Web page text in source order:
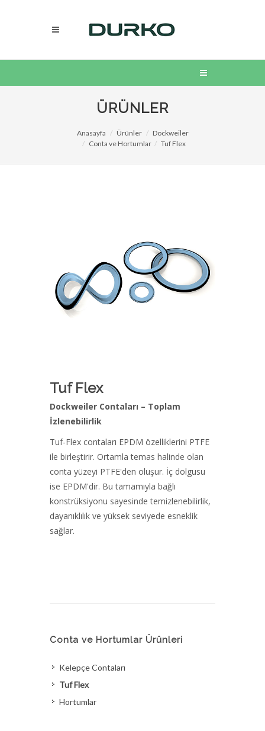
ÜRÜNLER
Anasayfa Ürünler
Dockweiler
Conta ve Hortumlar
Tuf Flex
Tuf Flex
Dockweiler Contaları – Toplam
İzlenebilirlik
Tuf-Flex contaları EPDM özelliklerini PTFE
ile birleştirir. Ortamla temas halinde olan
conta yüzeyi PTFE'den oluşur. İç dolgusu
ise EPDM'dir. Bu tamamıyla bağlı
konstrüksiyonu sayesinde temizlenebilirlik,
dayanıklılık ve yüksek seviyede esneklik
sağlar.
Conta ve Hortumlar Ürünleri
Kelepçe Contaları
Tuf Flex
Hortumlar